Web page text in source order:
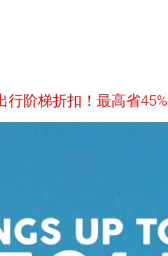
行阶梯折扣！最高省45%